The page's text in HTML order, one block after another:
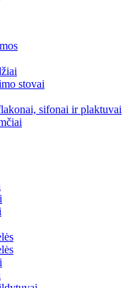
stovai
sifonai ir plaktuvai